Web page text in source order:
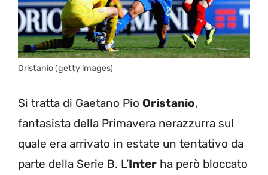
Oristanio (getty images)
Si tratta di Gaetano Pio Oristanio,
fantasista della Primavera nerazzurra sul
quale era arrivato in estate un tentativo da
parte della Serie B. L’Inter ha però bloccato